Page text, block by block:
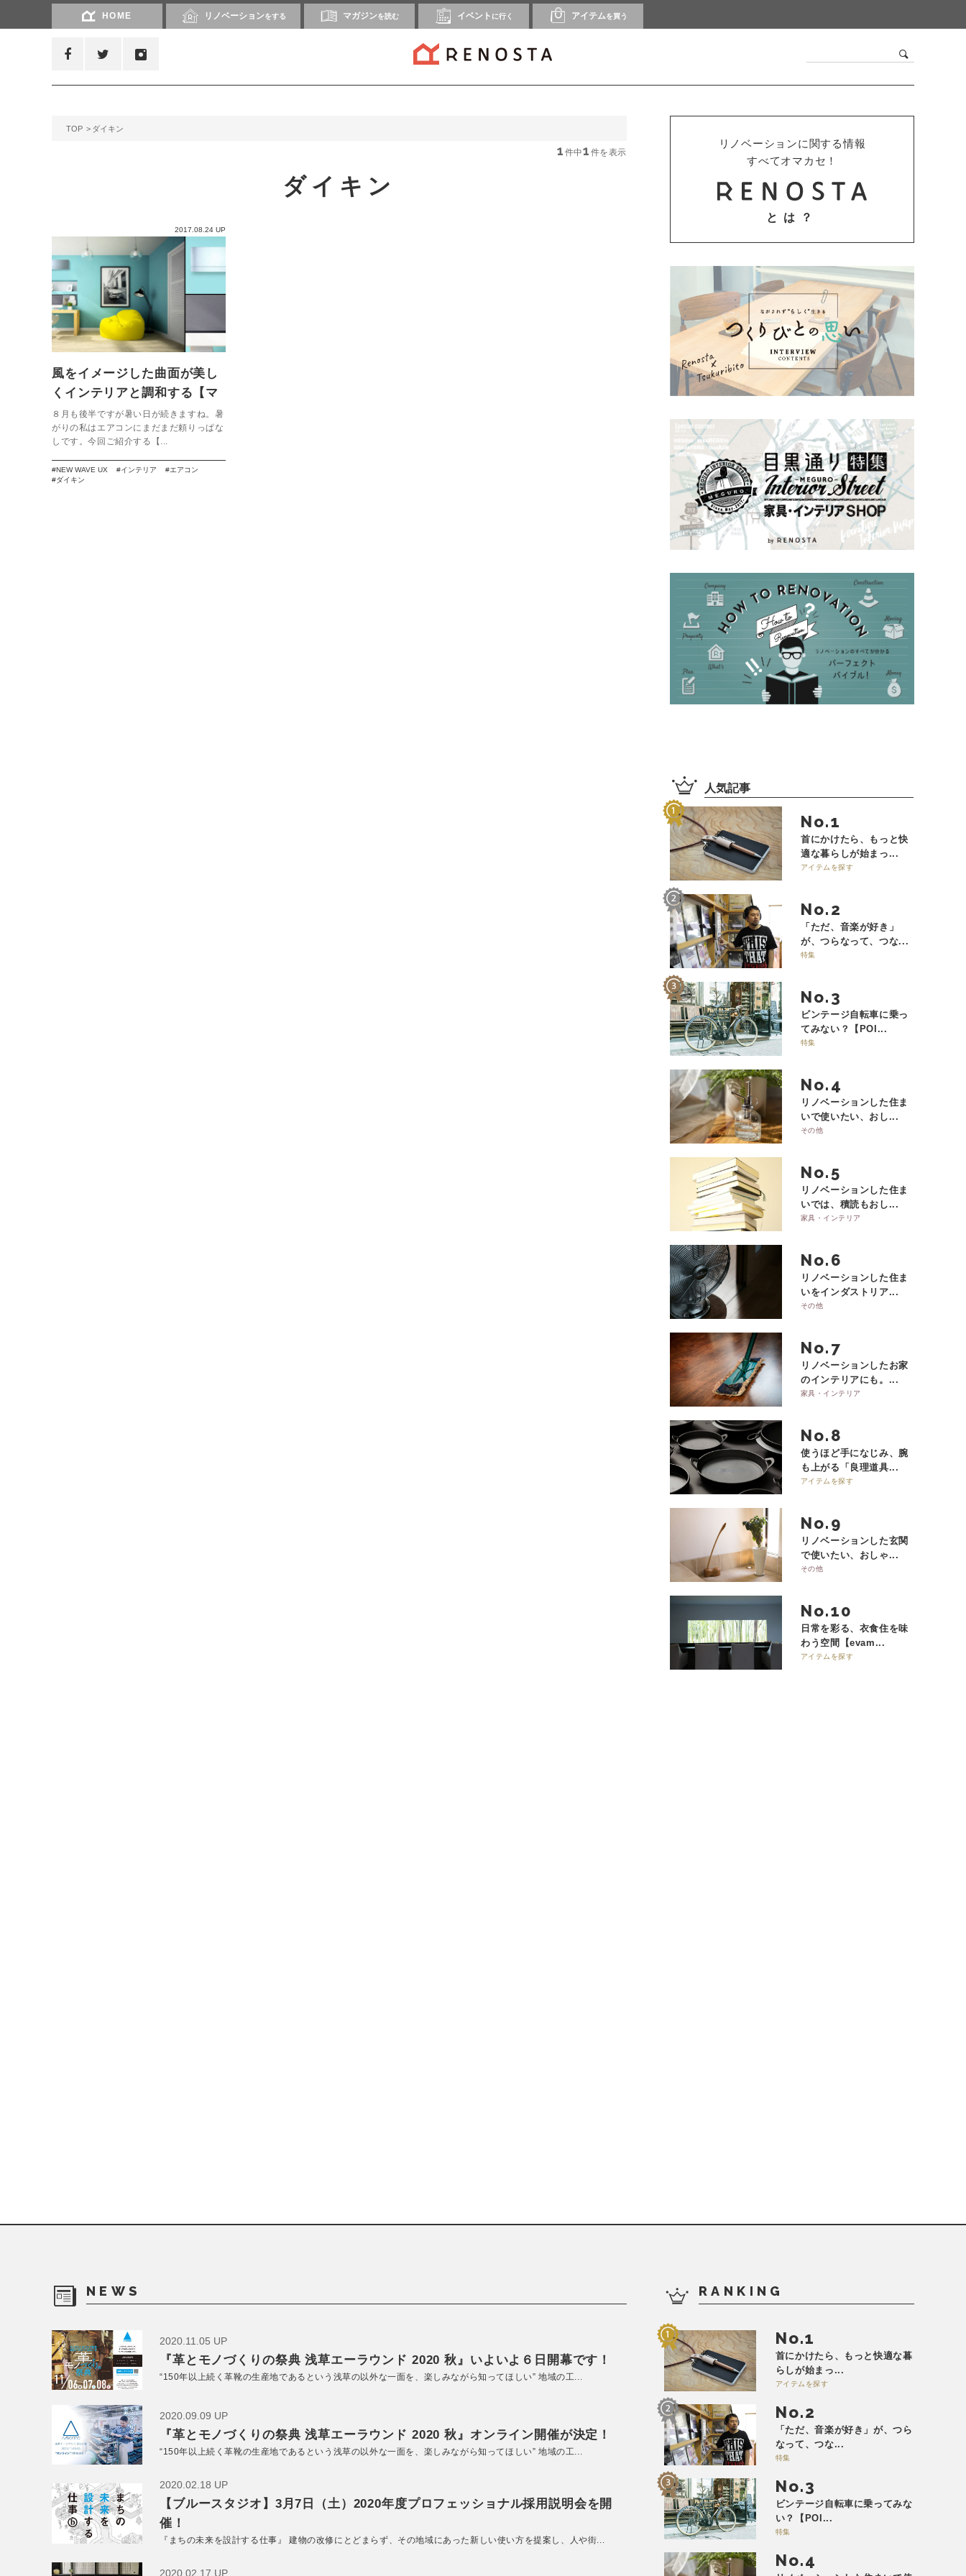
HOME リノベーションをする マガジンを読む イベント に行く アイテムを買う
TOP ダイキン
1 件中1 件を表示
ダイキン
2017.08.24 UP
風をイメージした曲面が美し
くインテリアと調和する【マ
ルチエアコンUX】
８月も後半ですが暑い日が続きますね。暑
がりの私はエアコンにまだまだ頼りっぱな
しです。今回ご紹介する【...
NEW WAVE UX インテリア
エアコン
ダイキン
リノベーションに関する情報
すべてオマカセ！
とは？
人気記事
No.
首にかけたら、もっと快
適な暮らしが始まっ...
アイテムを探す
No.
「ただ、音楽が好き」
が、つらなって、つな...
特集
No.
ビンテージ自転車に乗っ
てみない？【POI...
特集
No.
リノベーションした住ま
いで使いたい、おし...
その他
No.
リノベーションした住ま
いでは、積読もおし...
家具・インテリア
No.
リノベーションした住ま
いをインダストリア...
その他
No.
リノベーションしたお家
のインテリアにも。...
家具・インテリア
No.
使うほど手になじみ、腕
も上がる「良理道具...
アイテムを探す
No.
リノベーションした玄関
で使いたい、おしゃ...
その他
No.
日常を彩る、衣食住を味
わう空間【evam...
アイテムを探す
NEWS
2020.11.05 UP
『革とモノづくりの祭典 浅草エーラウンド 2020 秋』いよいよ６日開幕です！
“150年以上続く革靴の生産地であるという浅草の以外な一面を、楽しみながら知ってほしい” 地域の工...
2020.09.09 UP
『革とモノづくりの祭典 浅草エーラウンド 2020 秋』オンライン開催が決定！
“150年以上続く革靴の生産地であるという浅草の以外な一面を、楽しみながら知ってほしい” 地域の工...
2020.02.18 UP
【ブルースタジオ】3月7日（土）2020年度プロフェッショナル採用説明会を開
催！
『まちの未来を設計する仕事』 建物の改修にとどまらず、その地域にあった新しい使い方を提案し、人や街...
2020.02.17 UP
RANKING
No.
首にかけたら、もっと快適な暮
らしが始まっ...
アイテムを探す
No.
「ただ、音楽が好き」が、つら
なって、つな...
特集
No.
ビンテージ自転車に乗ってみな
い？【POI...
特集
No.